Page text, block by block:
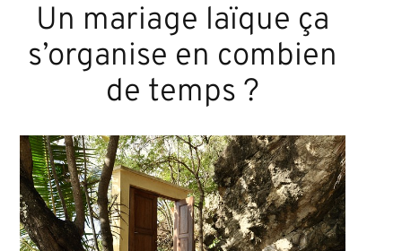
Un mariage laïque ça
s’organise en combien
de temps ?